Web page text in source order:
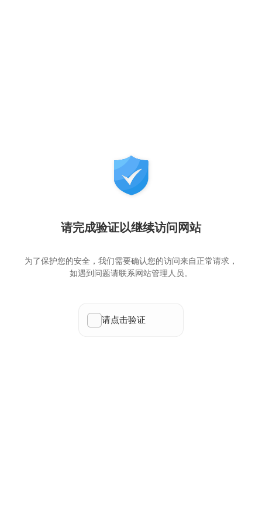
请完成验证以继续访问网站
为了保护您的安全，我们需要确认您的访问来自正常请求，
如遇到问题请联系网站管理人员。